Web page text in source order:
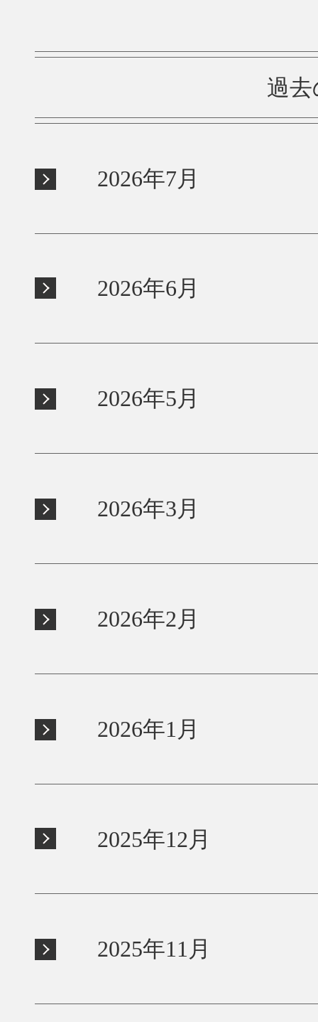
過
2026年7月
2026年6月
2026年5月
2026年3月
2026年2月
2026年1月
2025年12月
2025年11月